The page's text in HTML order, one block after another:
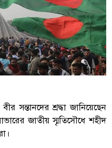
সন্তানদের শ্রদ্ধা জানিয়েছেন
জাতীয় স্মৃতিসৌধে শহীদ